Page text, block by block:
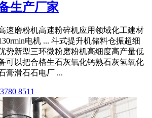
生产厂家
速磨粉机高速粉碎机应用领域化工建材
电机 ... 斗式提升机储料仓振超细
势新型三环微粉磨粉机高细度高产量低
可以把合格生石灰氧化钙熟石灰氢氧化
膏滑石石电厂 ...
8511